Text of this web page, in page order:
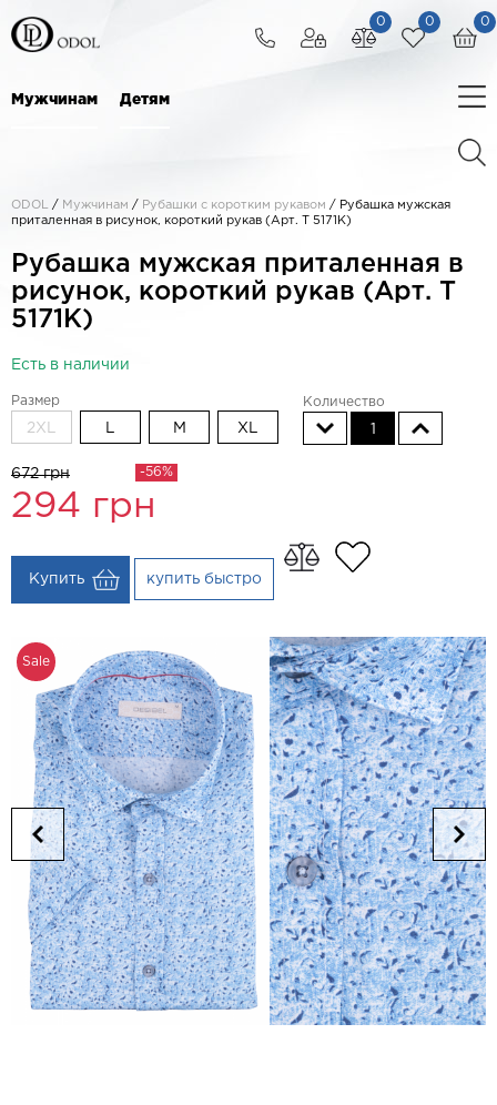
0
0
0
Мужчинам Детям
ODOL / Мужчинам / Рубашки с коротким рукавом / Рубашка мужская
приталенная в рисунок, короткий рукав (Арт. T 5171K)
Рубашка мужская приталенная в
рисунок, короткий рукав (Арт. T
5171K)
Есть в наличии
Размер
2XL M XL
Количество
672 грн
294 грн
-56%
Купить купить быстро
Sale